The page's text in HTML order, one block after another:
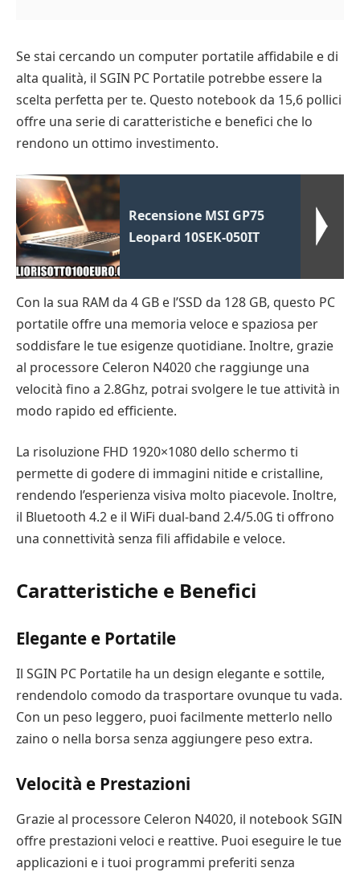
Se stai cercando un computer portatile affidabile e di
alta qualità, il SGIN PC Portatile potrebbe essere la
scelta perfetta per te. Questo notebook da 15,6 pollici
offre una serie di caratteristiche e benefici che lo
rendono un ottimo investimento.
Recensione MSI GP75
Leopard 10SEK-050IT
Con la sua RAM da 4 GB e l’SSD da 128 GB, questo PC
portatile offre una memoria veloce e spaziosa per
soddisfare le tue esigenze quotidiane. Inoltre, grazie
al processore Celeron N4020 che raggiunge una
velocità fino a 2.8Ghz, potrai svolgere le tue attività in
modo rapido ed efficiente.
La risoluzione FHD 1920×1080 dello schermo ti
permette di godere di immagini nitide e cristalline,
rendendo l’esperienza visiva molto piacevole. Inoltre,
il Bluetooth 4.2 e il WiFi dual-band 2.4/5.0G ti offrono
una connettività senza fili affidabile e veloce.
Caratteristiche e Benefici
Elegante e Portatile
Il SGIN PC Portatile ha un design elegante e sottile,
rendendolo comodo da trasportare ovunque tu vada.
Con un peso leggero, puoi facilmente metterlo nello
zaino o nella borsa senza aggiungere peso extra.
Velocità e Prestazioni
Grazie al processore Celeron N4020, il notebook SGIN
offre prestazioni veloci e reattive. Puoi eseguire le tue
applicazioni e i tuoi programmi preferiti senza